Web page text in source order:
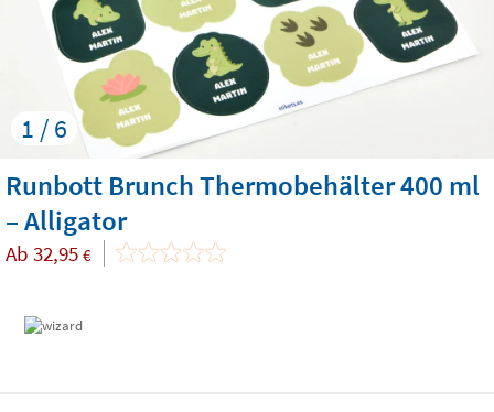
1 / 6
Runbott Brunch Thermobehälter 400 ml
– Alligator
Ab 32,95 €